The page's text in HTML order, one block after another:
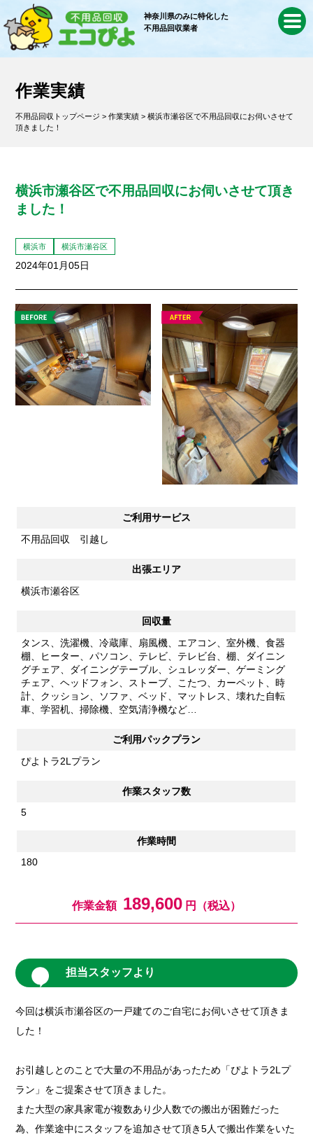
神奈川県のみに特化した
不用品回収業者
作業実績
不用品回収トップページ >作業実績 > 横浜市瀬谷区で不用品回収にお伺いさせて
頂きました！
横浜市瀬谷区で不用品回収にお伺いさせて頂き
ました！
横浜市 横浜市瀬谷区
2024年01月05日
ご利用サービス
不用品回収 引越し
出張エリア
横浜市瀬谷区
回収量
タンス、洗濯機、冷蔵庫、扇風機、エアコン、室外機、食器
棚、ヒーター、パソコン、テレビ、テレビ台、棚、ダイニン
グチェア、ダイニングテーブル、シュレッダー、ゲーミング
チェア、ヘッドフォン、ストーブ、こたつ、カーペット、時
計、クッション、ソファ、ベッド、マットレス、壊れた自転
車、学習机、掃除機、空気清浄機など…
ご利用パックプラン
ぴよトラ2Lプラン
作業スタッフ数
5
作業時間
180
作業金額 189,600 円（税込）
担当スタッフより
今回は横浜市瀬谷区の一戸建てのご自宅にお伺いさせて頂きま
した！
お引越しとのことで大量の不用品があったため「ぴよトラ2Lプ
ラン」をご提案させて頂きました。
また大型の家具家電が複数あり少人数での搬出が困難だった
為、作業途中にスタッフを追加させて頂き5人で搬出作業をいた